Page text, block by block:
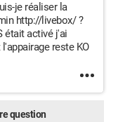
je réaliser la
http://livebox/ ?
était activé j'ai
reste KO
question